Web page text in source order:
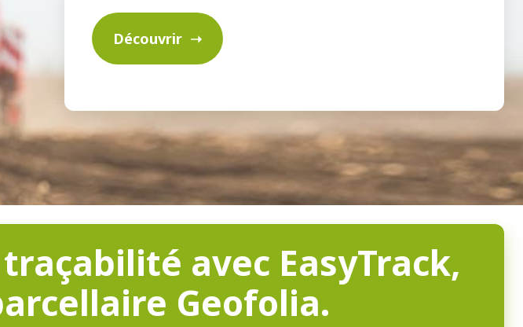
Découvrir ➝
avec EasyTrack,
Geofolia.